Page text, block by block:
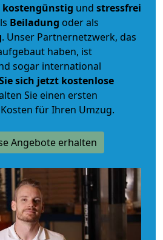
kostengünstig und stressfrei
Beiladung oder als
. Unser Partnernetzwerk, das
haben, ist
sogar international
sich jetzt kostenlose
Sie einen ersten
für Ihren Umzug.
Angebote erhalten